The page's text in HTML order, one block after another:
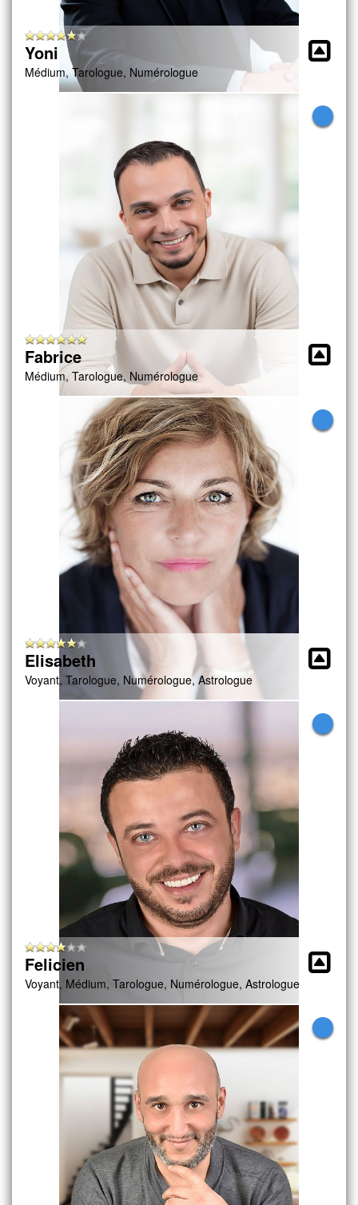
Yoni
Médium, Tarologue, Numérologue
Fabrice
Médium, Tarologue, Numérologue
Elisabeth
Voyant, Tarologue, Numérologue, Astrologue
Felicien
Voyant, Médium, Tarologue, Numérologue, Astrologue